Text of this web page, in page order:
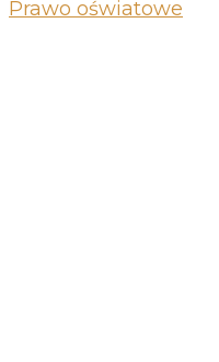
Prawo oświatowe